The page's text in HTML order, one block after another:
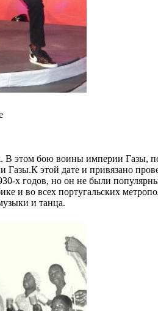
В этом бою воины империи Газы,
этой дате и привязано
х годов, но он не были
и во всех португальских
и танца.